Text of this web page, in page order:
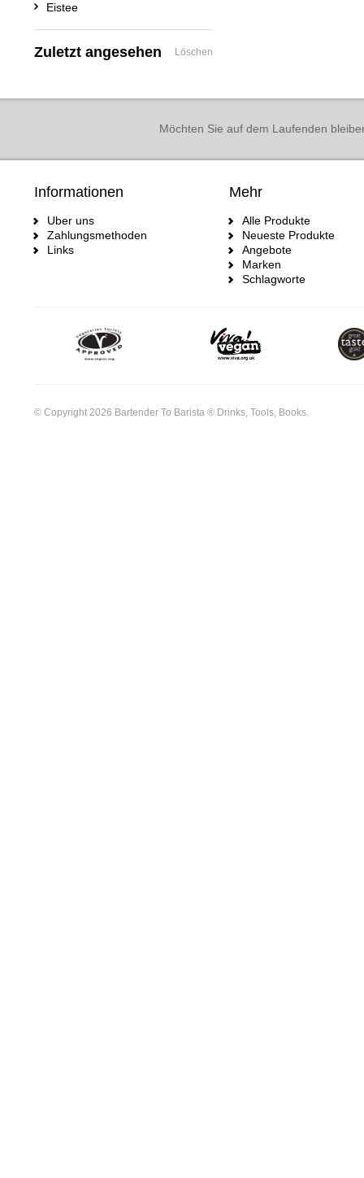
Eistee
Zuletzt angesehen Löschen
Möchten Sie auf dem Laufenden
Informationen
Uber uns
Zahlungsmethoden
Links
Mehr
Alle Produkte
Neueste Produkte
Angebote
Marken
Schlagworte
© Copyright 2026 Bartender To Barista ® Drinks, Tools, Books.